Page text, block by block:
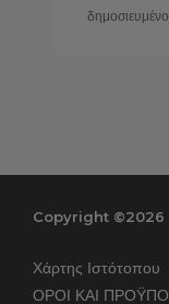
Copyright ©2026
Χάρτης Ιστότοπου
ΟΡΟΙ ΚΑΙ